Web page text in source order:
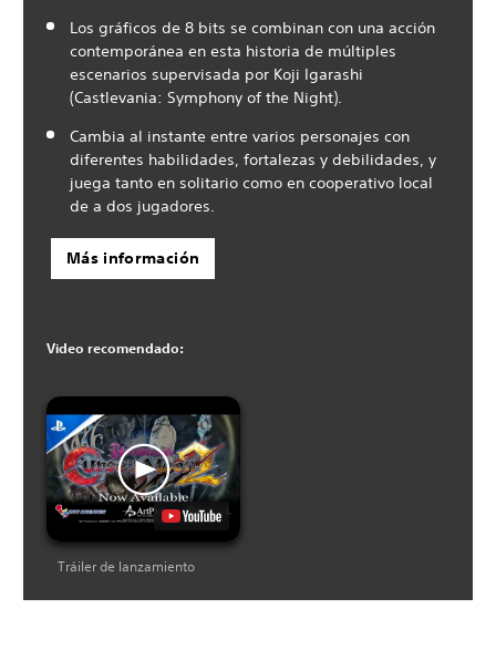
Los gráficos de 8 bits se combinan con una acción
contemporánea en esta historia de múltiples
escenarios supervisada por Koji Igarashi
(Castlevania: Symphony of the Night).
Cambia al instante entre varios personajes con
diferentes habilidades, fortalezas y debilidades, y
juega tanto en solitario como en cooperativo local
de a dos jugadores.
Más información
Video recomendado:
Tráiler de lanzamiento